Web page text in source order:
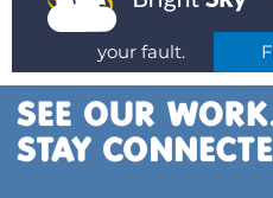
your fault.